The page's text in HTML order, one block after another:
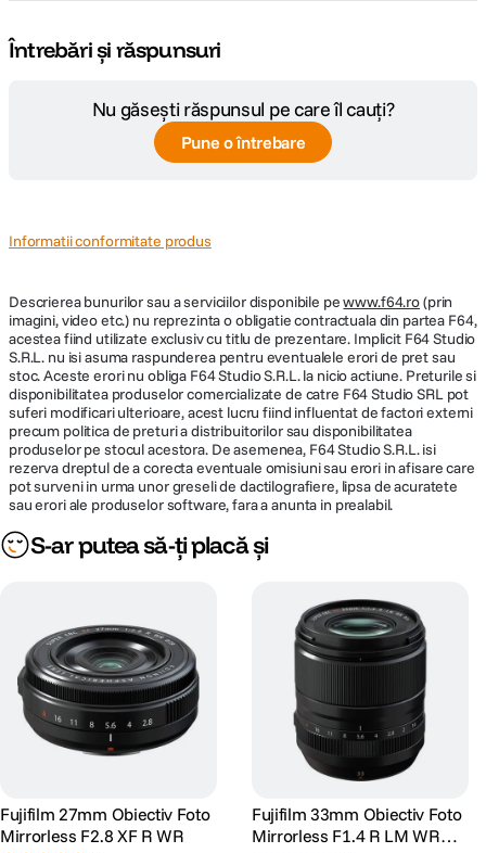
Întrebări și răspunsuri
Nu găsești răspunsul pe care îl cauți?
Pune o întrebare
Informatii conformitate produs
Descrierea bunurilor sau a serviciilor disponibile pewww.f64.ro(prin
imagini, video etc.) nu reprezinta o obligatie contractuala din partea F64,
acestea fiind utilizate exclusiv cu titlu de prezentare. Implicit F64 Studio
S.R.L. nu isi asuma raspunderea pentru eventualele erori de pret sau
stoc. Aceste erori nu obliga F64 Studio S.R.L. la nicio actiune. Preturile si
disponibilitatea produselor comercializate de catre F64 Studio SRL pot
suferi modificari ulterioare, acest lucru fiind influentat de factori externi
precum politica de preturi a distribuitorilor sau disponibilitatea
produselor pe stocul acestora. De asemenea, F64 Studio S.R.L. isi
rezerva dreptul de a corecta eventuale omisiuni sau erori in afisare care
pot surveni in urma unor greseli de dactilografiere, lipsa de acuratete
sau erori ale produselor software, fara a anunta in prealabil.
S-ar putea să-ți placă și
Fujifilm 27mm Obiectiv Foto
Mirrorless F2.8 XF R WR
Fujifilm 33mm Obiectiv Foto
Mirrorless F1.4 R LM WR